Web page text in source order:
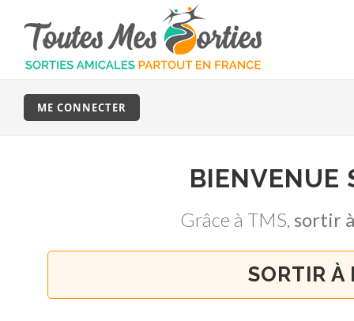
ME CONNECTER
BIENVENUE
Grâce à TMS, sortir
SORTIR